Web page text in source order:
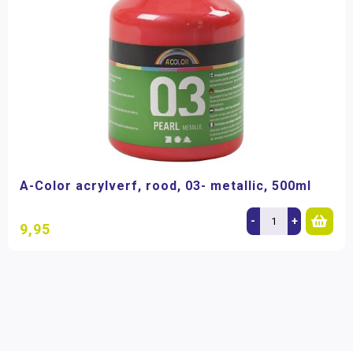
A-Color acrylverf, rood, 03- metallic, 500ml
9,95 - +